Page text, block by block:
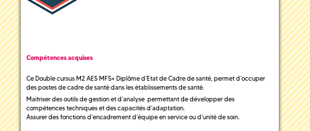
Compétences acquises
Ce Double cursus M2 AES MFS+ Diplôme d’Etat de Cadre de santé, permet d’occuper
des postes de cadre de santé dans les établissements de santé.
Maitriser des outils de gestion et d’analyse permettant de développer des
compétences techniques et des capacités d’adaptation.
Assurer des fonctions d’encadrement d’équipe en service ou d’unité de soin.